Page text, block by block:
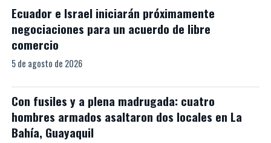
Ecuador e Israel iniciarán próximamente
negociaciones para un acuerdo de libre
comercio
5 de agosto de 2026
Con fusiles y a plena madrugada: cuatro
hombres armados asaltaron dos locales en La
Bahía, Guayaquil